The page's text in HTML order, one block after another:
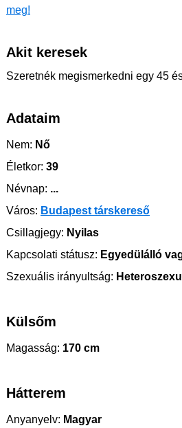
meg!
Akit keresek
Szeretnék megismerkedni egy 45
Adataim
Nem: Nő
Életkor: 39
Névnap: ...
Város: Budapest társkereső
Csillagjegy: Nyilas
Kapcsolati státusz: Egyedülálló
Szexuális irányultság:
Külsőm
Magasság: 170 cm
Hátterem
Anyanyelv: Magyar